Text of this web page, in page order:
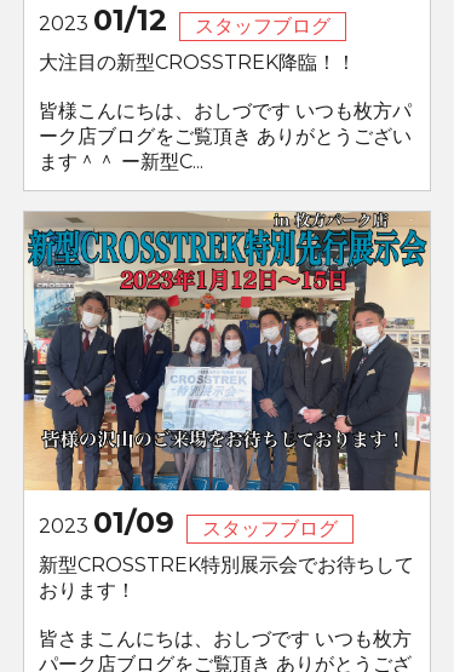
2023 01/12
スタッフブログ
大注目の新型CROSSTREK降臨！！
皆様こんにちは、おしづです いつも枚方パ
ーク店ブログをご覧頂き ありがとうござい
ます＾＾ ー新型C...
2023 01/09
スタッフブログ
新型CROSSTREK特別展示会でお待ちして
おります！
皆さまこんにちは、おしづです いつも枚方
パーク店ブログをご覧頂き ありがとうござ